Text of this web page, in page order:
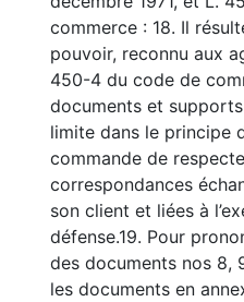
commerce : 18. Il
pouvoir, reconnu aux
450-4 du code de
documents et
limite dans le principe
commande de
correspondances
son client et liées à
défense.19. Pour
des documents nos 8,
les documents en